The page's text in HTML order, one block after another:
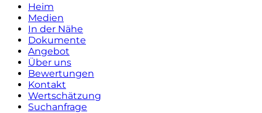
Heim
Medien
In der Nähe
Dokumente
Angebot
Über uns
Bewertungen
Kontakt
Wertschätzung
Suchanfrage